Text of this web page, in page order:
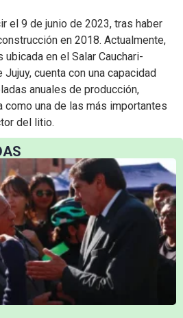
el 9 de junio de 2023, tras haber
en 2018. Actualmente,
en el Salar Cauchari-
cuenta con una capacidad
anuales de producción,
una de las más importantes
del litio.